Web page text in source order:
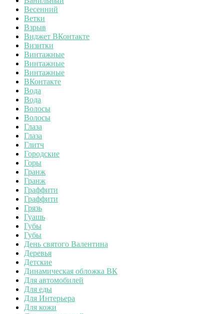
Весенний
Ветки
Взрыв
Виджет ВКонтакте
Визитки
Винтажные
Винтажные
Винтажные
ВКонтакте
Вода
Вода
Волосы
Волосы
Глаза
Глаза
Глитч
Городские
Горы
Гранж
Гранж
Граффити
Граффити
Грязь
Гуашь
Губы
Губы
День святого Валентина
Деревья
Детские
Динамическая обложка ВК
Для автомобилей
Для еды
Для Интерьера
Для кожи